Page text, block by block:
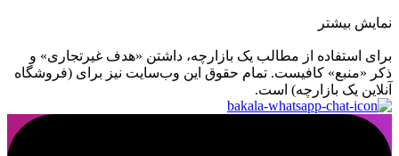
نمایش بیشتر
برای استفاده از مطالب یک بازارچه، داشتن «هدف غیرتجاری» و
ذکر «منبع» کافیست. تمام حقوق اين وب‌سايت نیز برای (فروشگاه
آنلاین یک بازارچه) است.